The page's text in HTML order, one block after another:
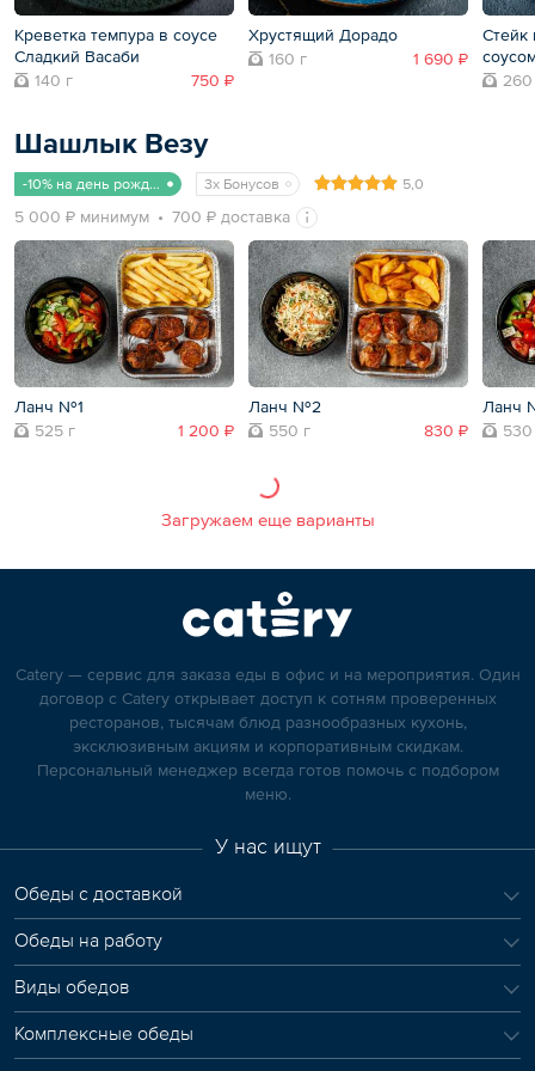
Креветка темпура в соусе
Сладкий Васаби
140 г
750 ₽
Хрустящий Дорадо
160 г
1 690 ₽
Стейк
260
Шашлык Везу
-10% на день рождения 3x Бонусов 5,0
5 000 ₽ минимум 700 ₽ доставка
Ланч №1
525 г
1 200 ₽
Ланч №2
550 г
830 ₽
Ланч
530
Загружаем еще варианты
Catery — сервис для заказа еды в офис и на мероприятия. Один
договор с Catery открывает доступ к сотням проверенных
ресторанов, тысячам блюд разнообразных кухонь,
эксклюзивным акциям и корпоративным скидкам.
Персональный менеджер всегда готов помочь с подбором
меню.
У нас ищут
Обеды с доставкой
Обеды на работу
Виды обедов
Комплексные обеды